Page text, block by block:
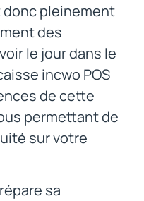
pleinement
des
le jour dans le
incwo POS
de cette
permettant de
sur votre
sa